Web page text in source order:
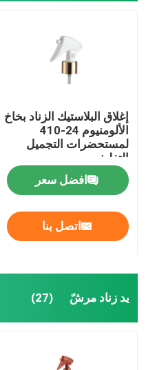
إغلاق البلاستيك الزناد بخاخ
الألومنيوم 24-410
لمستحضرات التجميل
التغليف
افضل سعر
اتصل بنا
يد زناد مرشّ (27)